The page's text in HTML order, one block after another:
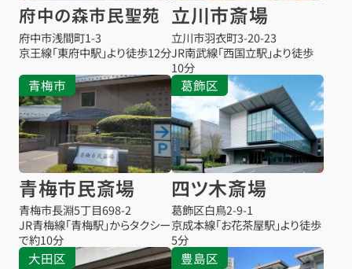
府中の森市民聖苑
府中市浅間町1-3
京王線「東府中駅」より徒歩12分
立川市斎場
立川市羽衣町3-20-23
JR南武線「西国立駅」より徒歩
10分
青梅市
青梅市民斎場
青梅市長淵5丁目698-2
JR青梅線「青梅駅」からタクシー
で約10分
葛飾区
四ツ木斎場
葛飾区白鳥2-9-1
京成本線「お花茶屋駅」より徒歩
5分
大田区 豊島区